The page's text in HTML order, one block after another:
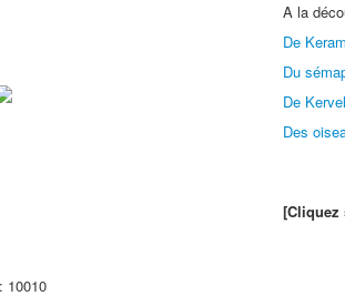
A la
De
Du
De
Des
[Cliquez
10010